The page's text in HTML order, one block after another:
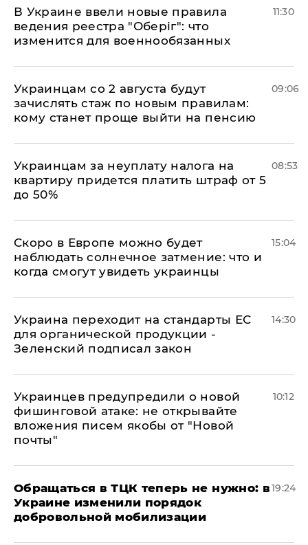
В Украине ввели новые правила
ведения реестра "Оберіг": что
изменится для военнообязанных
11:30
Украинцам со 2 августа будут
зачислять стаж по новым правилам:
кому станет проще выйти на пенсию
09:06
Украинцам за неуплату налога на
квартиру придется платить штраф от 5
до 50%
08:53
Скоро в Европе можно будет
наблюдать солнечное затмение: что и
когда смогут увидеть украинцы
15:04
Украина переходит на стандарты ЕС
для органической продукции -
Зеленский подписал закон
14:30
Украинцев предупредили о новой
фишинговой атаке: не открывайте
вложения писем якобы от "Новой
почты"
10:12
Обращаться в ТЦК теперь не нужно: в
Украине изменили порядок
добровольной мобилизации
19:24